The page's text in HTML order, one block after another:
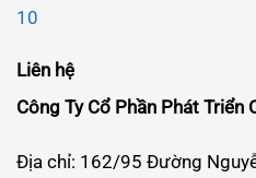
10
Liên hệ
Công Ty Cổ Phần Phát Triển
Địa chỉ: 162/95 Đường